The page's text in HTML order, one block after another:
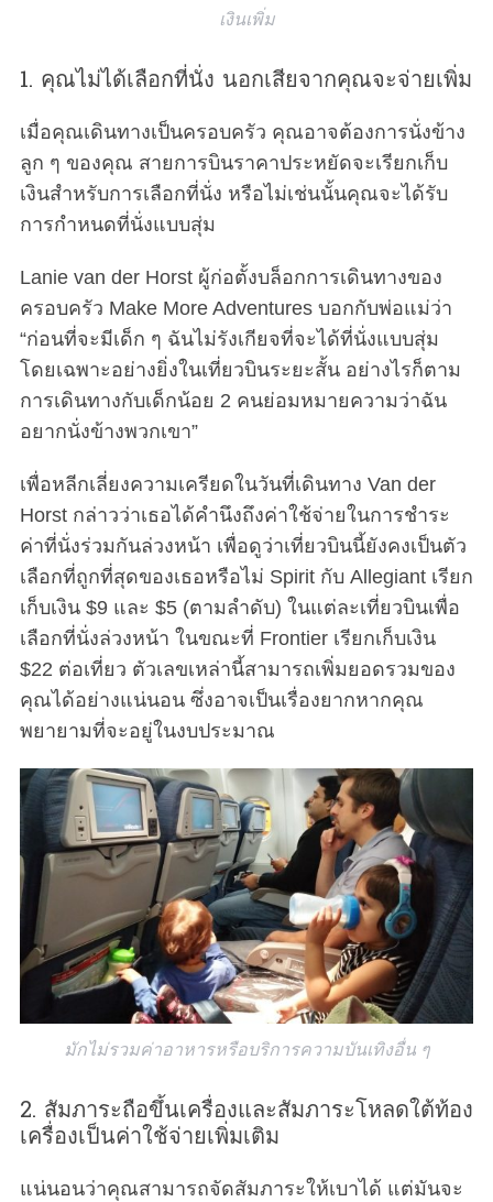
เงินเพิ่ม
1. คุณไม่ได้เลือกที่นั่ง นอกเสียจากคุณจะจ่ายเพิ่ม
เมื่อคุณเดินทางเป็นครอบครัว คุณอาจต้องการนั่งข้าง
ลูก ๆ ของคุณ สายการบินราคาประหยัดจะเรียกเก็บ
เงินสำหรับการเลือกที่นั่ง หรือไม่เช่นนั้นคุณจะได้รับ
การกำหนดที่นั่งแบบสุ่ม
Lanie van der Horst ผู้ก่อตั้งบล็อกการเดินทางของ
ครอบครัว Make More Adventures บอกกับพ่อแม่ว่า
“ก่อนที่จะมีเด็ก ๆ ฉันไม่รังเกียจที่จะได้ที่นั่งแบบสุ่ม
โดยเฉพาะอย่างยิ่งในเที่ยวบินระยะสั้น อย่างไรก็ตาม
การเดินทางกับเด็กน้อย 2 คนย่อมหมายความว่าฉัน
อยากนั่งข้างพวกเขา”
เพื่อหลีกเลี่ยงความเครียดในวันที่เดินทาง Van der
Horst กล่าวว่าเธอได้คำนึงถึงค่าใช้จ่ายในการชำระ
ค่าที่นั่งร่วมกันล่วงหน้า เพื่อดูว่าเที่ยวบินนี้ยังคงเป็นตัว
เลือกที่ถูกที่สุดของเธอหรือไม่ Spirit กับ Allegiant เรียก
เก็บเงิน $9 และ $5 (ตามลำดับ) ในแต่ละเที่ยวบินเพื่อ
เลือกที่นั่งล่วงหน้า ในขณะที่ Frontier เรียกเก็บเงิน
$22 ต่อเที่ยว ตัวเลขเหล่านี้สามารถเพิ่มยอดรวมของ
คุณได้อย่างแน่นอน ซึ่งอาจเป็นเรื่องยากหากคุณ
พยายามที่จะอยู่ในงบประมาณ
มักไม่รวมค่าอาหารหรือบริการความบันเทิงอื่น ๆ
2. สัมภาระถือขึ้นเครื่องและสัมภาระโหลดใต้ท้อง
เครื่องเป็นค่าใช้จ่ายเพิ่มเติม
แน่นอนว่าคุณสามารถจัดสัมภาระให้เบาได้ แต่มันจะ